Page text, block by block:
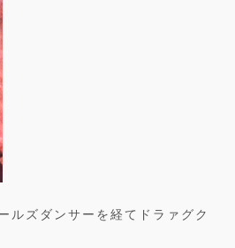
ルズダンサーを経てドラァグク